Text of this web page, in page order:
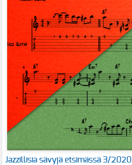
Jazzillisia sävyjä etsimässä 3/2020